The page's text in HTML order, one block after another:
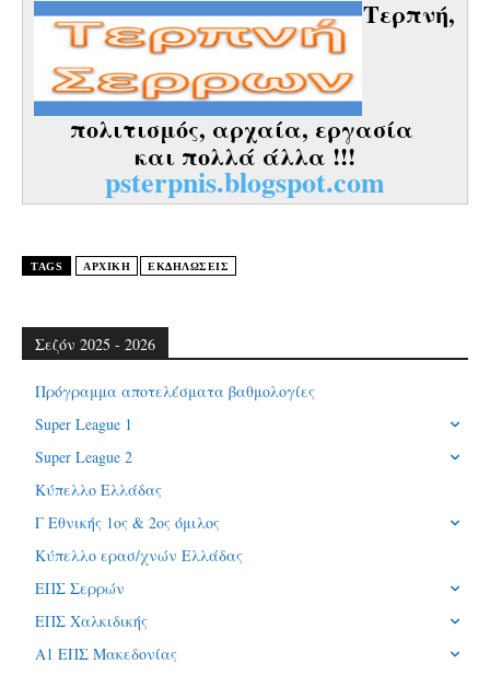
Σεζόν 2025 - 2026
Πρόγραμμα αποτελέσματα βαθμολογίες
Super League 1
Super League 2
Κύπελλο Ελλάδας
Γ Εθνικής 1ος & 2ος όμιλος
Κύπελλο ερασ/χνών Ελλάδας
ΕΠΣ Σερρών
ΕΠΣ Χαλκιδικής
Α1 ΕΠΣ Μακεδονίας
Τερπνή,
πολιτισμός, αρχαία, εργασία
και πολλά άλλα !!!
psterpnis.blogspot.com
TAGS ΑΡΧΙΚΗ ΕΚΔΗΛΏΣΕΙΣ